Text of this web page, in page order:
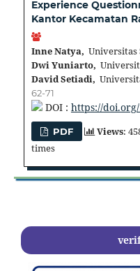
Experience
Kantor Kecamatan
Inne Natya, Universitas
Dwi Yuniarto,
David Setiadi,
62-71
DOI : https://
PDF Views:
times